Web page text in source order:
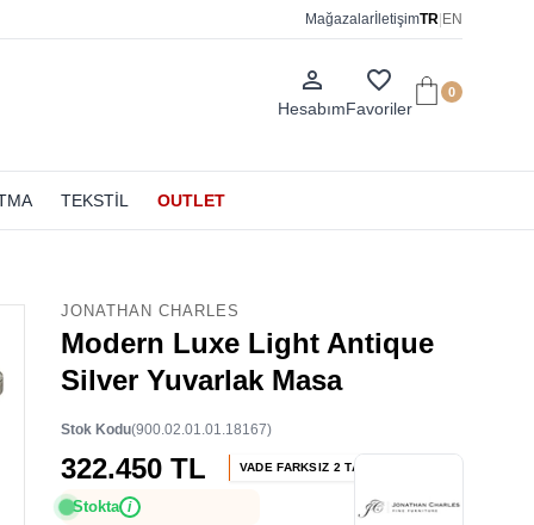
Mağazalar İletişimTR EN
person_outline
Hesabım
favorite_border
Favoriler
0
TEKSTİL OUTLET
JONATHAN CHARLES
Modern Luxe Light Antique
Silver Yuvarlak Masa
(900.02.01.01.18167)
Stok Kodu
322.450 TL VADE FARKSIZ 2 TAKSİT
Stokta i